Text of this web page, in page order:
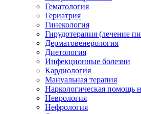
Гематология
Гериатрия
Гинекология
Гирудотерапия (лечение
Дерматовенерология
Диетология
Инфекционные болезни
Кардиология
Мануальная терапия
Наркологическая помощь
Неврология
Нефрология